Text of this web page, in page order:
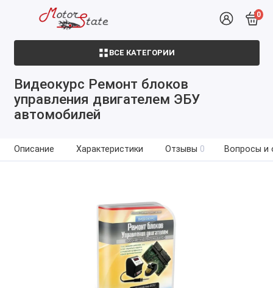
0
ВСЕ КАТЕГОРИИ
Видеокурс Ремонт блоков
управления двигателем ЭБУ
автомобилей
Описание Характеристики Отзывы 0 Вопросы и